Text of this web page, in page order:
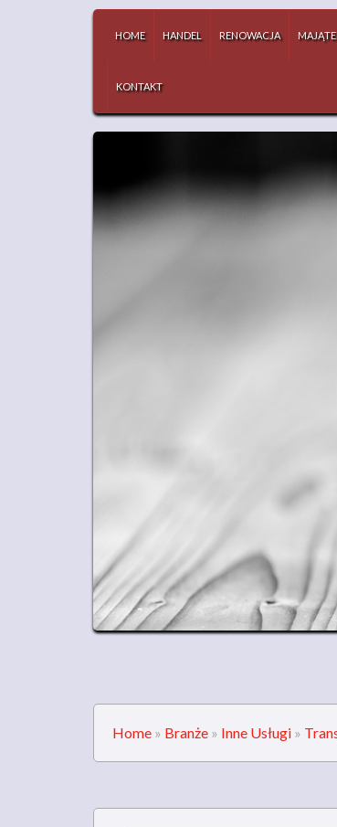
HOME HANDEL RENOWACJA
KONTAKT
Home » Branże » Inne Usługi »